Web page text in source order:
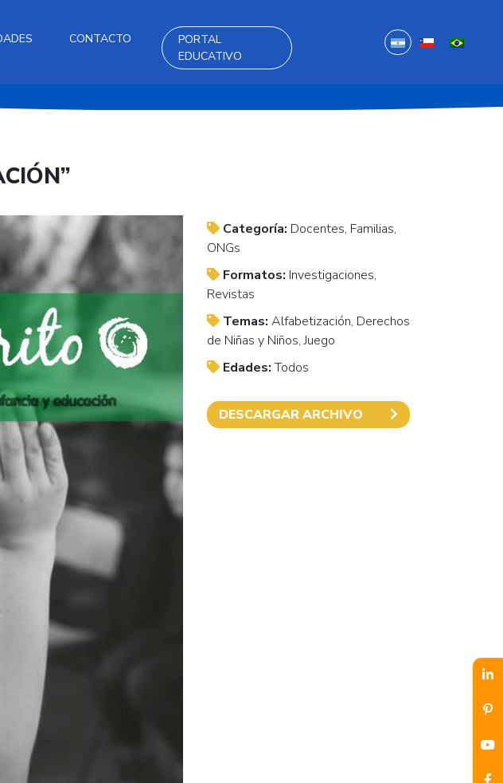
CONTACTO
PORTAL
EDUCATIVO
Categoría: Docentes, Familias,
ONGs
Formatos: Investigaciones,
Revistas
Temas: Alfabetización, Derechos
de Niñas y Niños, Juego
Edades:Todos
DESCARGAR ARCHIVO